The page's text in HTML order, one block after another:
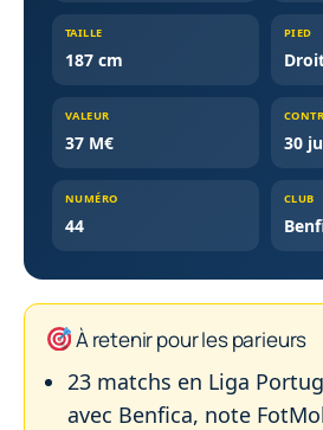
TAILLE
187 cm
PIED
VALEUR
37 M€ 30
NUMÉRO
44
CLUB
À retenir pour les parieurs
23 matchs en Liga
avec Benfica, note